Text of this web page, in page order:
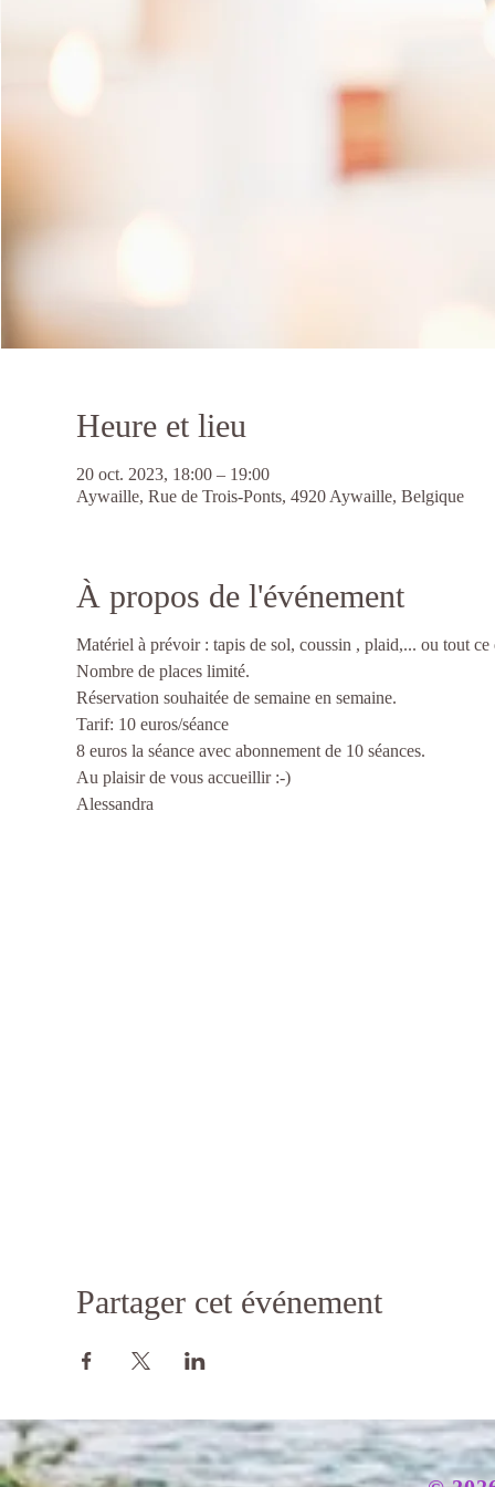
Heure et lieu
20 oct. 2023, 18:00 – 19:00
Aywaille, Rue de Trois-Ponts, 4920 Aywaille, Belgique
À propos de l'événement
Matériel à prévoir : tapis de sol, coussin , plaid,... ou tout ce
Nombre de places limité.
Réservation souhaitée de semaine en semaine.
Tarif: 10 euros/séance
8 euros la séance avec abonnement de 10 séances.
Au plaisir de vous accueillir :-)
Alessandra
Partager cet événement